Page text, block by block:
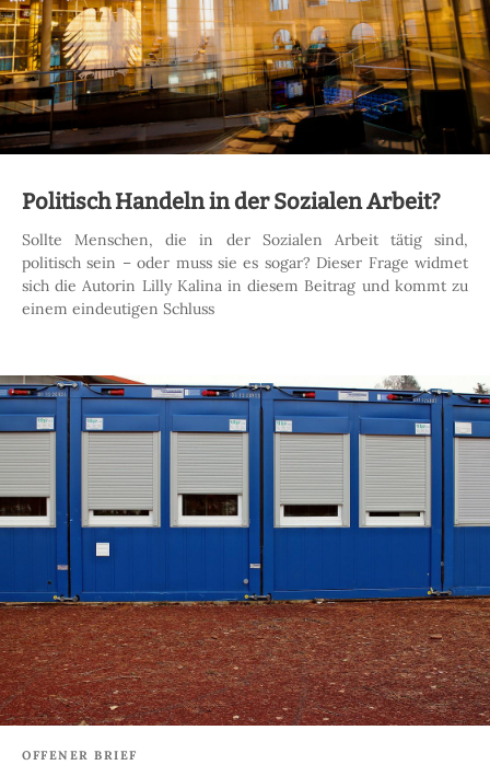
Politisch Handeln in der Sozialen Arbeit?
Sollte Menschen, die in der Sozialen Arbeit tätig sind,
politisch sein – oder muss sie es sogar? Dieser Frage widmet
sich die Autorin Lilly Kalina in diesem Beitrag und kommt zu
einem eindeutigen Schluss
OFFENER BRIEF